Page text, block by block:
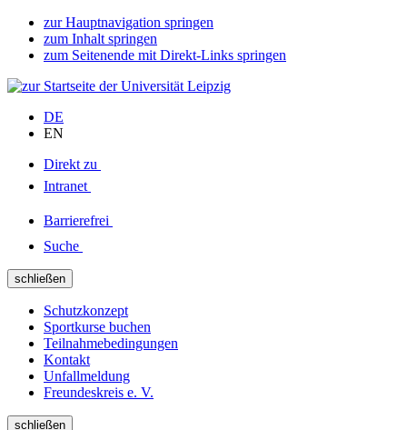
zur Hauptnavigation springen
zum Inhalt springen
zum Seitenende mit Direkt-Links springen
DE
EN
Direkt zu
Intranet
Barrierefrei
Suche
schließen
Schutzkonzept
Sportkurse buchen
Teilnahmebedingungen
Kontakt
Unfallmeldung
Freundeskreis e. V.
schließen